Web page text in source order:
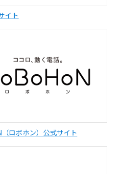
イト
ロボホン）公式サイト